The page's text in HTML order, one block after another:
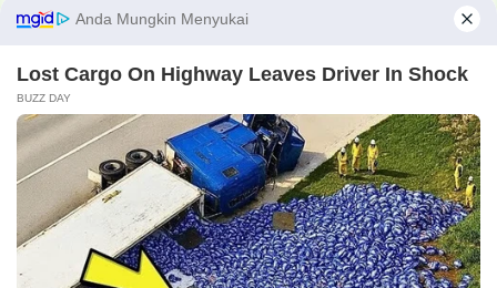
SIAGA SIARAN PERS
SIBOSPINTAR SILABUS
SIMPATIKA SIMPEG
SIMSARPRAS SISPENA
SKB SKI SKP